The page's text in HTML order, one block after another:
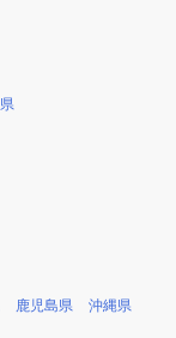
鹿児島県 沖縄県